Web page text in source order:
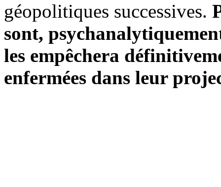
géopolitiques successives.
sont,
les empêchera
enfermées dans leur